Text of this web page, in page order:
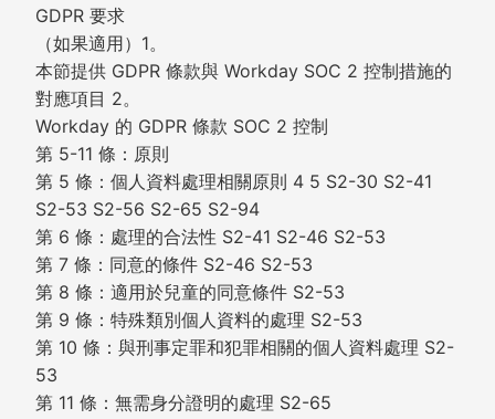
GDPR 要求
（如果適用）1。
本節提供 GDPR 條款與 Workday SOC 2 控制措施的
對應項目 2。
Workday 的 GDPR 條款 SOC 2 控制
第 5-11 條：原則
第 5 條：個人資料處理相關原則 4 5 S2-30 S2-41
S2-53 S2-56 S2-65 S2-94
第 6 條：處理的合法性 S2-41 S2-46 S2-53
第 7 條：同意的條件 S2-46 S2-53
第 8 條：適用於兒童的同意條件 S2-53
第 9 條：特殊類別個人資料的處理 S2-53
第 10 條：與刑事定罪和犯罪相關的個人資料處理 S2-
53
第 11 條：無需身分證明的處理 S2-65